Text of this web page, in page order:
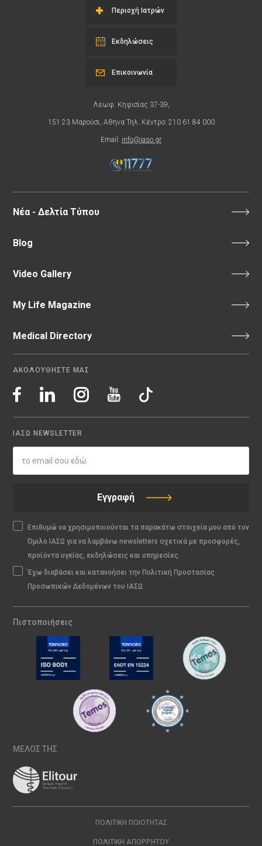
Περιοχή Ιατρών
Εκδηλώσεις
Λεωφ. Κηφισίας 37-39,
151 23 Μαρούσι, Αθήνα Τηλ. Κέντρο: 210 61 84 000
Email: info@iaso.gr
Επικοινωνία
Νέα - Δελτία Τύπου
Blog
Video Gallery
My Life Magazine
Medical Directory
ΑΚΟΛΟΥΘΗΣΤΕ ΜΑΣ
ΙΑΣΩ NEWSLETTER
Εγγραφή
Επιθυμώ να χρησιμοποιούνται τα παρακάτω στοιχεία μου από τον
Όμιλο ΙΑΣΩ για να λαμβάνω newsletters σχετικά με προσφορές,
προϊόντα υγείας, εκδηλώσεις και υπηρεσίες.
Έχω διαβάσει και κατανοήσει την Πολιτική Προστασίας
Προσωπικών Δεδομένων του ΙΑΣΩ
Πιστοποιήσεις
ΜΕΛΟΣ ΤΗΣ
ΠΟΛΙΤΙΚΉ ΠΟΙΌΤΗΤΑΣ
ΠΟΛΙΤΙΚΉ ΑΠΟΡΡΉΤΟΥ